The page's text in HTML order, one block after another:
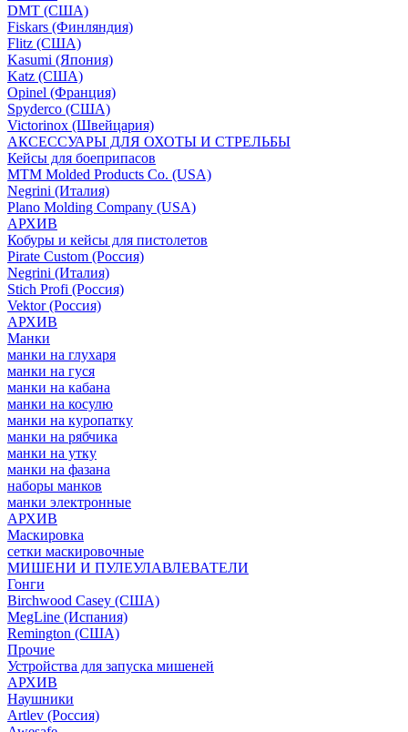
DMT (США)
Fiskars (Финляндия)
Flitz (США)
Kasumi (Япония)
Katz (США)
Opinel (Франция)
Spyderco (США)
Victorinox (Швейцария)
АКСЕССУАРЫ ДЛЯ ОХОТЫ И СТРЕЛЬБЫ
Кейсы для боеприпасов
MTM Molded Products Co. (USA)
Negrini (Италия)
Plano Molding Company (USA)
АРХИВ
Кобуры и кейсы для пистолетов
Pirate Custom (Россия)
Negrini (Италия)
Stich Profi (Россия)
Vektor (Россия)
АРХИВ
Манки
манки на глухаря
манки на гуся
манки на кабана
манки на косулю
манки на куропатку
манки на рябчика
манки на утку
манки на фазана
наборы манков
манки электронные
АРХИВ
Маскировка
сетки маскировочные
МИШЕНИ И ПУЛЕУЛАВЛЕВАТЕЛИ
Гонги
Birchwood Casey (США)
MegLine (Испания)
Remington (США)
Прочие
Устройства для запуска мишеней
АРХИВ
Наушники
Artlev (Россия)